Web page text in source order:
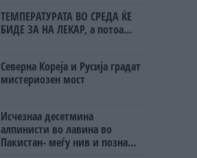
ТЕМПЕРАТУРАТА ВО СРЕДА ЌЕ
БИДЕ ЗА НА ЛЕКАР, а потоа...
Северна Кореја и Русија градат
мистериозен мост
Исчезнаа десетмина
алпинисти во лавина во
Пакистан- меѓу нив и познат